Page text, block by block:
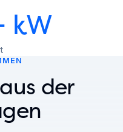
kW
der